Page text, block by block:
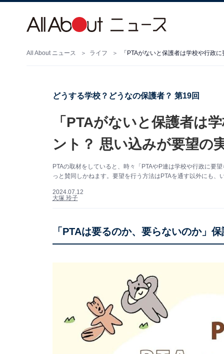
All About ニュース ライフ 「PTAがないと保護者は学校や行政
どうする学校？どうなの保護者？ 第19回
「PTAがないと保護者は
ント？ 思い込みが要望の
PTAの取材をしていると、時々「PTAやP連は学校や行政に要
っと賛同しかねます。要望を行う方法はPTAを通す以外にも、
2024.07.12
大塚 玲子
「PTAは要るのか、要らないのか」